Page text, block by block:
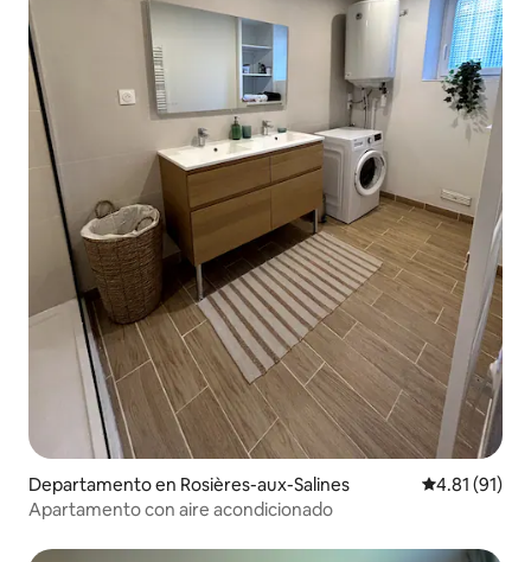
Departamento en Rosières-aux-Salines Calificación
4.81 (91)
Apartamento con aire acondicionado